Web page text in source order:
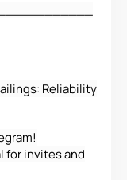
Reliability
for invites and